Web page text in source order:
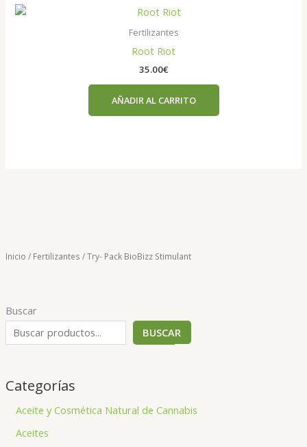
Inicio / Fertilizantes / Try- Pack BioBizz Stimulant
Buscar
BUSCAR
Categorías
Aceite y Cosmética Natural de Cannabis
Aceites
Fertilizantes
Root Riot
35.00€
AÑADIR AL CARRITO